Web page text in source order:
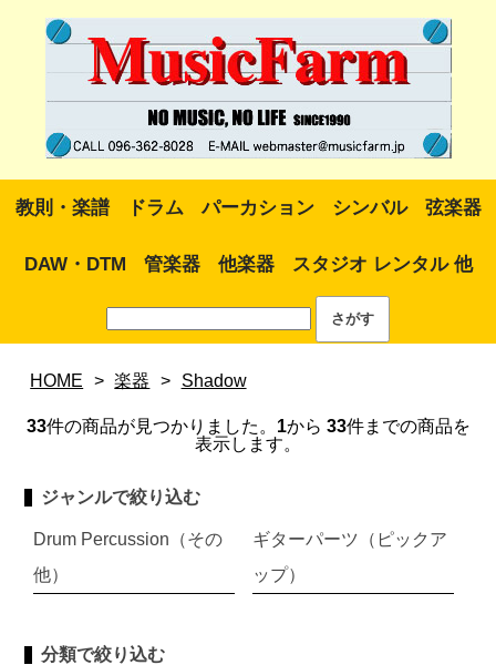
教則・楽譜 ドラム パーカション シンバル 弦楽器
DAW・DTM 管楽器 他楽器 スタジオ レンタル 他
HOME > 楽器 > Shadow
33件の商品が見つかりました。 1から 33件までの商品を
表示します。
ジャンルで絞り込む
Drum Percussion（その
他）
ギターパーツ（ピックア
ップ）
分類で絞り込む